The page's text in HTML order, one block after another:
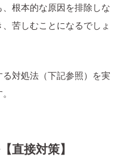
根本的な原因を排除しな
苦しむことになるでしょ
対処法（下記参照）を実
直接対策】